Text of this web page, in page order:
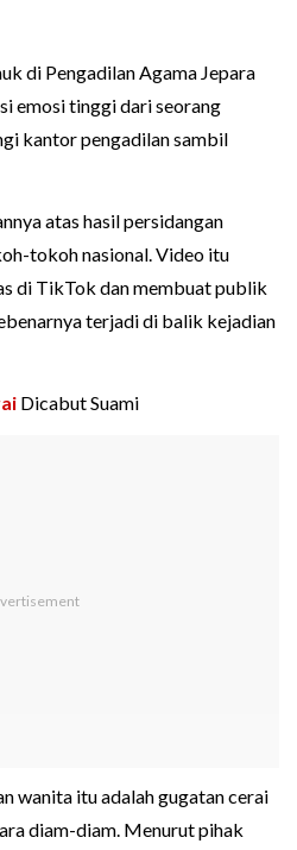
di Pengadilan Agama Jepara
emosi tinggi dari seorang
kantor pengadilan sambil
atas hasil persidangan
tokoh nasional. Video itu
di TikTok dan membuat publik
terjadi di balik kejadian
Dicabut Suami
wanita itu adalah gugatan cerai
diam-diam. Menurut pihak